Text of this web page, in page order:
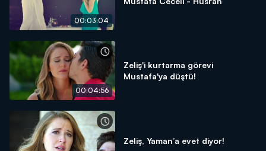
00:03:04
00:04:56
Zeliş'i kurtarma görevi
Mustafa'ya düştü!
Zeliş, Yaman’a evet diyor!